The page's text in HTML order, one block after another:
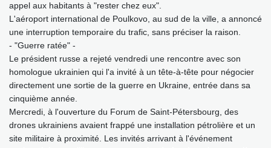
appel aux habitants à "rester chez eux".
L'aéroport international de Poulkovo, au sud de la ville, a annoncé
une interruption temporaire du trafic, sans préciser la raison.
- "Guerre ratée" -
Le président russe a rejeté vendredi une rencontre avec son
homologue ukrainien qui l'a invité à un tête-à-tête pour négocier
directement une sortie de la guerre en Ukraine, entrée dans sa
cinquième année.
Mercredi, à l'ouverture du Forum de Saint-Pétersbourg, des
drones ukrainiens avaient frappé une installation pétrolière et un
site militaire à proximité. Les invités arrivant à l'événement